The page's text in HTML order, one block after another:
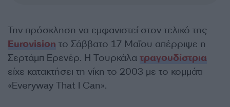
Την πρόσκληση να εμφανιστεί στον τελικό της
Eurovision το Σάββατο 17 Μαΐου απέρριψε η
Σερτάμπ Ερενέρ. Η Τουρκάλα τραγουδίστρια
είχε κατακτήσει τη νίκη το 2003 με το κομμάτι
«Everyway That I Can».